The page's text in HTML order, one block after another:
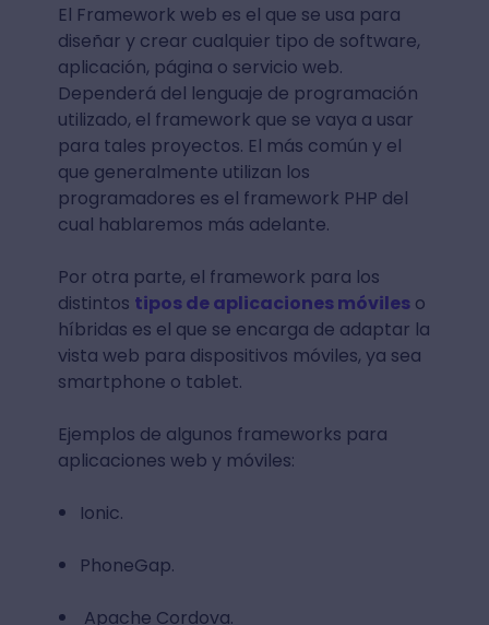
El Framework web es el que se usa para
diseñar y crear cualquier tipo de software,
aplicación, página o servicio web.
Dependerá del lenguaje de programación
utilizado, el framework que se vaya a usar
para tales proyectos. El más común y el
que generalmente utilizan los
programadores es el framework PHP del
cual hablaremos más adelante.
Por otra parte, el framework para los
distintos tipos de aplicaciones móvileso
híbridas es el que se encarga de adaptar la
vista web para dispositivos móviles, ya sea
smartphone o tablet.
Ejemplos de algunos frameworks para
aplicaciones web y móviles:
Ionic.
PhoneGap.
Apache Cordova.